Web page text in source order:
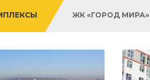
ЖК «ГОРОД МИРА»